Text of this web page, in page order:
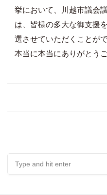
挙において、川越市議会
は、皆様の多大な御支援
選させていただくことが
本当に本当にありがとう